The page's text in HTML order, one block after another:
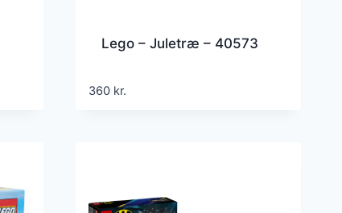
Lego – Juletræ – 40573
360 kr.